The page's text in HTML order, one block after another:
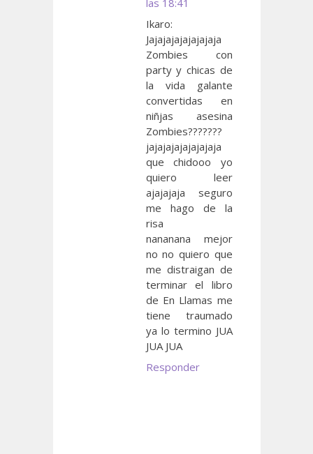
las 18:41
Ikaro:
Jajajajajajajajaja
Zombies con
party y chicas de
la vida galante
convertidas en
niñjas asesina
Zombies???????
jajajajajajajajaja
que chidooo yo
quiero leer
ajajajaja seguro
me hago de la
risa
nananana mejor
no no quiero que
me distraigan de
terminar el libro
de En Llamas me
tiene traumado
ya lo termino JUA
JUA JUA
Responder